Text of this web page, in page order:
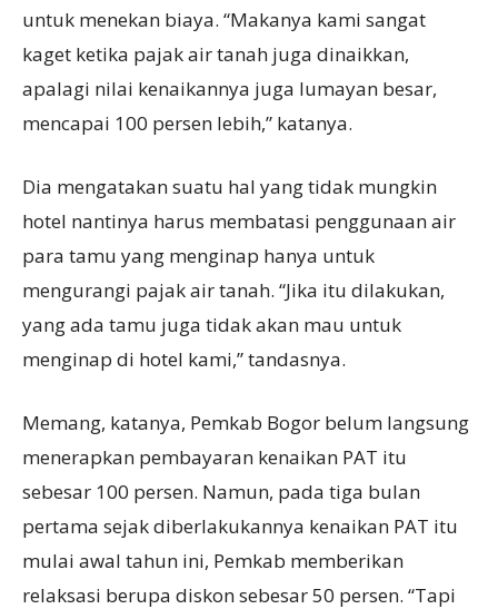
untuk menekan biaya. “Makanya kami sangat
kaget ketika pajak air tanah juga dinaikkan,
apalagi nilai kenaikannya juga lumayan besar,
mencapai 100 persen lebih,” katanya.
Dia mengatakan suatu hal yang tidak mungkin
hotel nantinya harus membatasi penggunaan air
para tamu yang menginap hanya untuk
mengurangi pajak air tanah. “Jika itu dilakukan,
yang ada tamu juga tidak akan mau untuk
menginap di hotel kami,” tandasnya.
Memang, katanya, Pemkab Bogor belum langsung
menerapkan pembayaran kenaikan PAT itu
sebesar 100 persen. Namun, pada tiga bulan
pertama sejak diberlakukannya kenaikan PAT itu
mulai awal tahun ini, Pemkab memberikan
relaksasi berupa diskon sebesar 50 persen. “Tapi